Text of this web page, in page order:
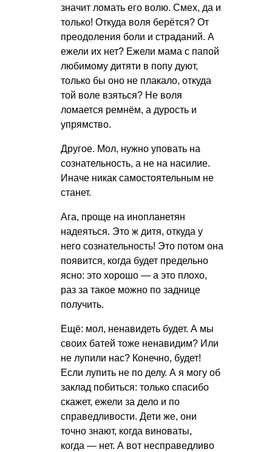
значит ломать его волю. Смех, да и
только! Откуда воля берётся? От
преодоления боли и страданий. А
ежели их нет? Ежели мама с папой
любимому дитяти в попу дуют,
только бы оно не плакало, откуда
той воле взяться? Не воля
ломается ремнём, а дурость и
упрямство.
Другое. Мол, нужно уповать на
сознательность, а не на насилие.
Иначе никак самостоятельным не
станет.
Ага, проще на инопланетян
надеяться. Это ж дитя, откуда у
него сознательность! Это потом она
появится, когда будет предельно
ясно: это хорошо — а это плохо,
раз за такое можно по заднице
получить.
Ещё: мол, ненавидеть будет. А мы
своих батей тоже ненавидим? Или
не лупили нас? Конечно, будет!
Если лупить не по делу. А я могу об
заклад побиться: только спасибо
скажет, ежели за дело и по
справедливости. Дети же, они
точно знают, когда виноваты,
когда — нет. А вот несправедливо